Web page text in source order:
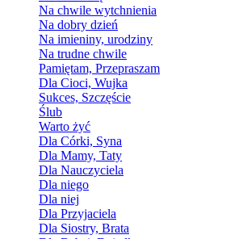
Na chwile wytchnienia
Na dobry dzień
Na imieniny, urodziny
Na trudne chwile
Pamiętam, Przepraszam
Dla Cioci, Wujka
Sukces, Szczęście
Ślub
Warto żyć
Dla Córki, Syna
Dla Mamy, Taty
Dla Nauczyciela
Dla niego
Dla niej
Dla Przyjaciela
Dla Siostry, Brata